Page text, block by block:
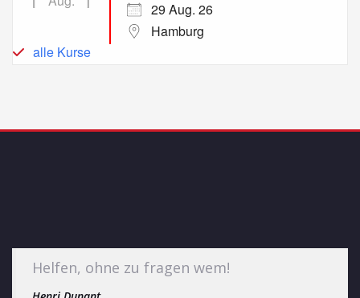
29 Aug. 26
Hamburg
alle Kurse
Helfen, ohne zu fragen wem!